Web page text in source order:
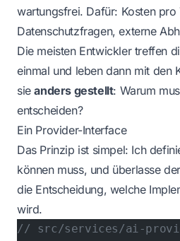
wartungsfrei. Dafür: Kosten pro
Datenschutzfragen, externe
Die meisten Entwickler treffen
einmal und leben dann mit den
sieanders gestellt: Warum
entscheiden?
Ein Provider-Interface
Das Prinzip ist simpel: Ich
können muss, und überlasse
die Entscheidung, welche
wird.
// src/services/ai-